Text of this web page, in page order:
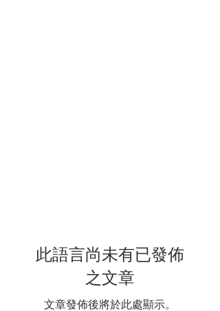
此語言尚未有已發佈
之文章
文章發佈後將於此處顯示。